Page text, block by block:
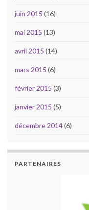
juin 2015 (16)
mai 2015 (13)
avril 2015 (14)
mars 2015 (6)
février 2015 (3)
janvier 2015 (5)
décembre 2014(6)
PARTENAIRES